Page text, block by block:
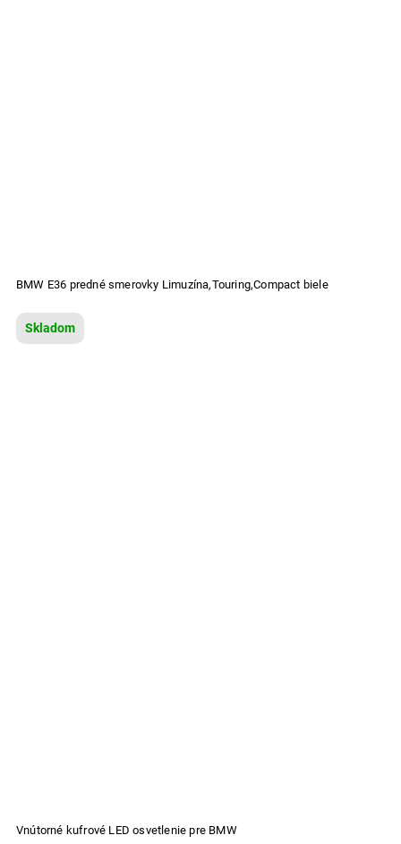
BMW E36 predné smerovky Limuzína,Touring,Compact biele
Skladom
Vnútorné kufrové LED osvetlenie pre BMW